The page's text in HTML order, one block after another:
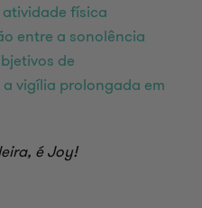
atividade física
entre a sonolência
de
vigília prolongada em
é Joy!